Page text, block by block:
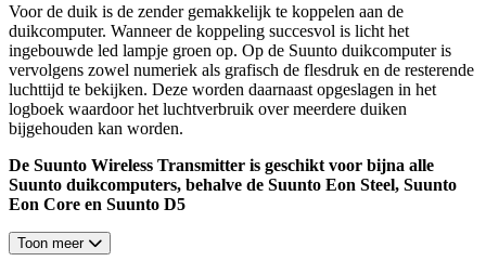
Voor de duik is de zender gemakkelijk te koppelen aan de
duikcomputer. Wanneer de koppeling succesvol is licht het
ingebouwde led lampje groen op. Op de Suunto duikcomputer is
vervolgens zowel numeriek als grafisch de flesdruk en de resterende
luchttijd te bekijken. Deze worden daarnaast opgeslagen in het
logboek waardoor het luchtverbruik over meerdere duiken
bijgehouden kan worden.
De Suunto Wireless Transmitter is geschikt voor bijna alle
Suunto duikcomputers, behalve de Suunto Eon Steel, Suunto
Eon Core en Suunto D5
Toon meer